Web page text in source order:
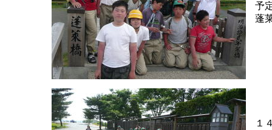
予
蓬
１